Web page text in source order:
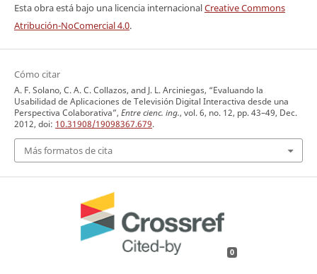
Esta obra está bajo una licencia internacionalCreative Commons
Atribución-NoComercial 4.0.
Cómo citar
A. F. Solano, C. A. C. Collazos, and J. L. Arciniegas, “Evaluando la
Usabilidad de Aplicaciones de Televisión Digital Interactiva desde una
Perspectiva Colaborativa”, Entre cienc. ing., vol. 6, no. 12, pp. 43–49, Dec.
2012, doi: 10.31908/19098367.679.
Más formatos de cita
0